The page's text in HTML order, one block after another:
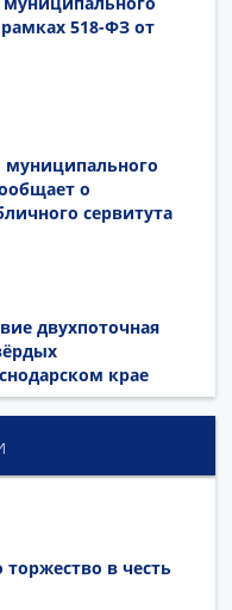
518-ФЗ от
муниципального
о
сервитута
двухпоточная
крае
в честь